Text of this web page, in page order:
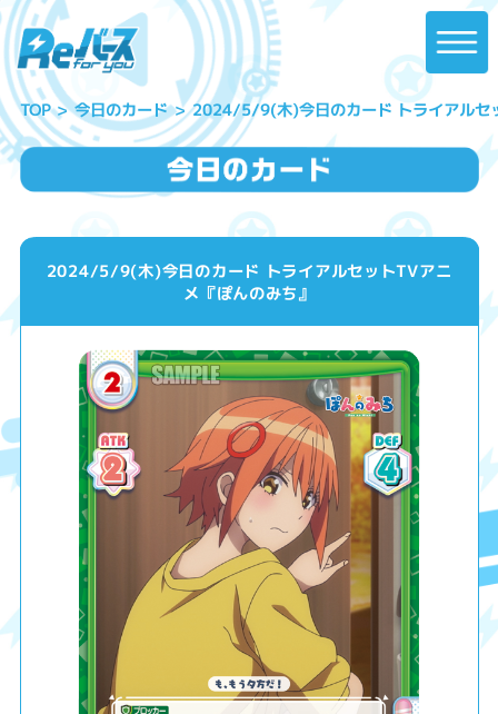
TOP 今日のカード 2024/5/9(木)今日のカード トライアルセ
2024/5/9(木)今日のカード トライアルセットTVアニ
メ『ぽんのみち』